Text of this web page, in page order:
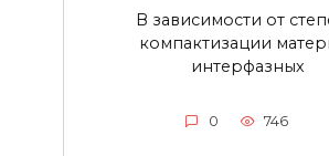
В зависимости от
компактизации
интерфазных
0 746